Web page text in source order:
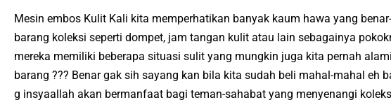
Mesin embos Kulit Kali kita memperhatikan banyak kaum hawa yang
barang koleksi seperti dompet, jam tangan kulit atau lain sebagainya
mereka memiliki beberapa situasi sulit yang mungkin juga kita pernah
barang ??? Benar gak sih sayang kan bila kita sudah beli mahal-mahal eh
g insyaallah akan bermanfaat bagi teman-sahabat yang menyenangi